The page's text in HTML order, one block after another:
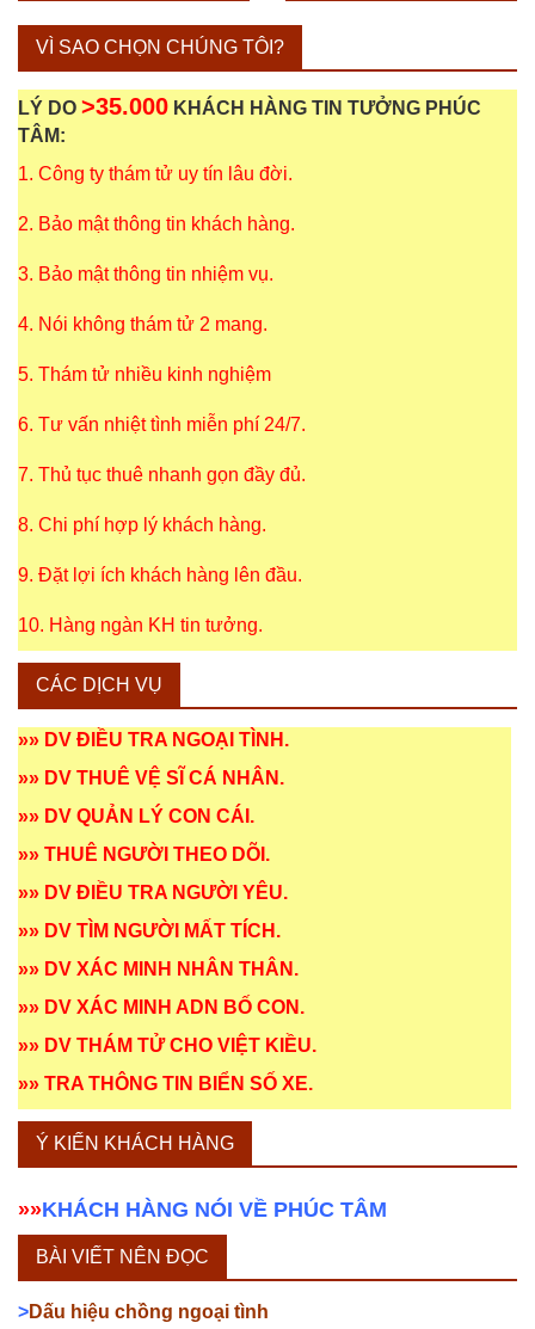
VÌ SAO CHỌN CHÚNG TÔI?
LÝ DO >35.000 KHÁCH HÀNG TIN TƯỞNG PHÚC
TÂM:
1. Công ty thám tử uy tín lâu đời.
2. Bảo mật thông tin khách hàng.
3. Bảo mật thông tin nhiệm vụ.
4. Nói không thám tử 2 mang.
5. Thám tử nhiều kinh nghiệm
6. Tư vấn nhiệt tình miễn phí 24/7.
7. Thủ tục thuê nhanh gọn đầy đủ.
8. Chi phí hợp lý khách hàng.
9. Đặt lợi ích khách hàng lên đầu.
10. Hàng ngàn KH tin tưởng.
CÁC DỊCH VỤ
»» DV ĐIỀU TRA NGOẠI TÌNH .
»» DV THUÊ VỆ SĨ CÁ NHÂN .
»» DV QUẢN LÝ CON CÁI .
»» THUÊ NGƯỜI THEO DÕI .
»» DV ĐIỀU TRA NGƯỜI YÊU.
»» DV TÌM NGƯỜI MẤT TÍCH .
»» DV XÁC MINH NHÂN THÂN .
»» DV XÁC MINH ADN BỐ CON .
»» DV THÁM TỬ CHO VIỆT KIỀU.
»» TRA THÔNG TIN BIỂN SỐ XE.
Ý KIẾN KHÁCH HÀNG
»»KHÁCH HÀNG NÓI VỀ PHÚC TÂM
BÀI VIẾT NÊN ĐỌC
>Dấu hiệu chồng ngoại tình